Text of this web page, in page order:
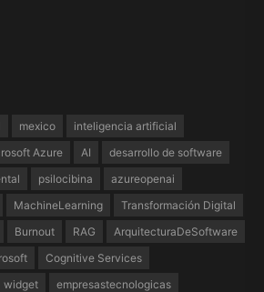
mexico
inteligencia artificial
Azure AI
desarrollo de software
psilocibina
azureopenai
MachineLearning
Transformación Digital
Burnout RAG
ArquitecturaDeSoftware
Cognitive Services
widget
empresastecnologicas